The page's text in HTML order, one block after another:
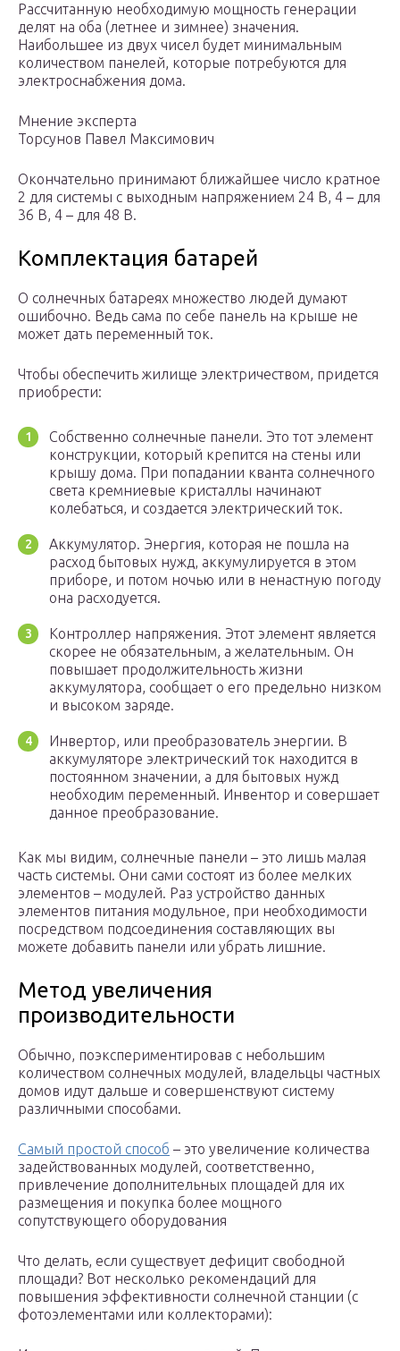
Рассчитанную необходимую мощность генерации
делят на оба (летнее и зимнее) значения.
Наибольшее из двух чисел будет минимальным
количеством панелей, которые потребуются для
электроснабжения дома.
Мнение эксперта
Торсунов Павел Максимович
Окончательно принимают ближайшее число кратное
2 для системы с выходным напряжением 24 В, 4 – для
36 В, 4 – для 48 В.
Комплектация батарей
О солнечных батареях множество людей думают
ошибочно. Ведь сама по себе панель на крыше не
может дать переменный ток.
Чтобы обеспечить жилище электричеством, придется
приобрести:
Собственно солнечные панели. Это тот элемент
конструкции, который крепится на стены или
крышу дома. При попадании кванта солнечного
света кремниевые кристаллы начинают
колебаться, и создается электрический ток.
Аккумулятор. Энергия, которая не пошла на
расход бытовых нужд, аккумулируется в этом
приборе, и потом ночью или в ненастную погоду
она расходуется.
Контроллер напряжения. Этот элемент является
скорее не обязательным, а желательным. Он
повышает продолжительность жизни
аккумулятора, сообщает о его предельно низком
и высоком заряде.
Инвертор, или преобразователь энергии. В
аккумуляторе электрический ток находится в
постоянном значении, а для бытовых нужд
необходим переменный. Инвентор и совершает
данное преобразование.
Как мы видим, солнечные панели – это лишь малая
часть системы. Они сами состоят из более мелких
элементов – модулей. Раз устройство данных
элементов питания модульное, при необходимости
посредством подсоединения составляющих вы
можете добавить панели или убрать лишние.
Метод увеличения
производительности
Обычно, поэкспериментировав с небольшим
количеством солнечных модулей, владельцы частных
домов идут дальше и совершенствуют систему
различными способами.
Самый простой способ – это увеличение количества
задействованных модулей, соответственно,
привлечение дополнительных площадей для их
размещения и покупка более мощного
сопутствующего оборудования
Что делать, если существует дефицит свободной
площади? Вот несколько рекомендаций для
повышения эффективности солнечной станции (с
фотоэлементами или коллекторами):